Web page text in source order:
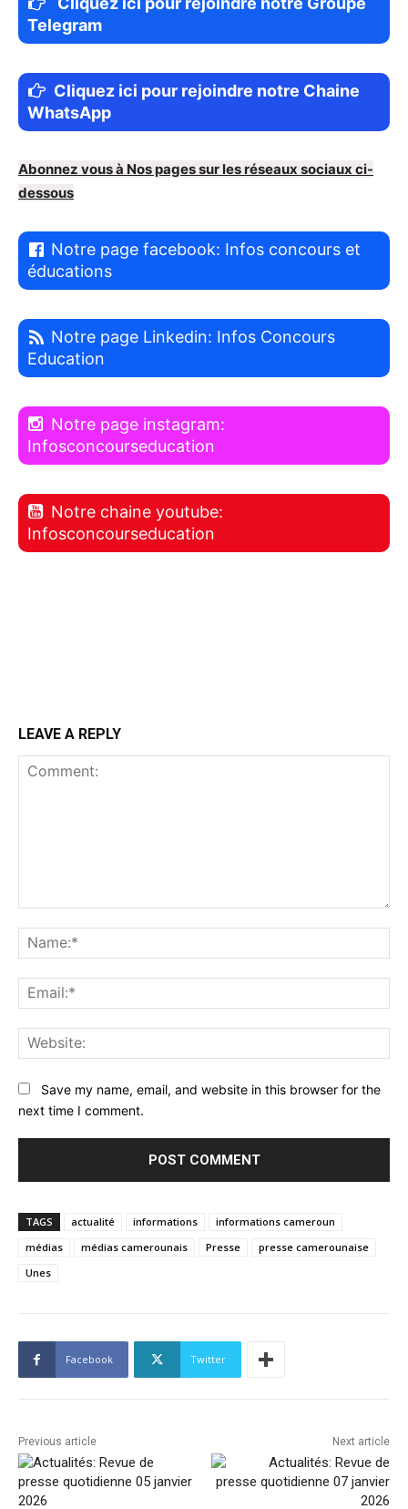
Telegram
Cliquez ici pour rejoindre notre Chaine
WhatsApp
Abonnez vous à Nos pages sur les réseaux sociaux ci-
dessous
Notre page facebook: Infos concours et
éducations
Notre page Linkedin: Infos Concours
Education
Notre page instagram:
Infosconcourseducation
Notre chaine youtube:
Infosconcourseducation
LEAVE A REPLY
Save my name, email, and website in this browser for the
next time I comment.
TAGS actualité informations
informations cameroun
médias
médias camerounais Presse
presse camerounaise
Unes
Facebook Twitter
Previous article Next article